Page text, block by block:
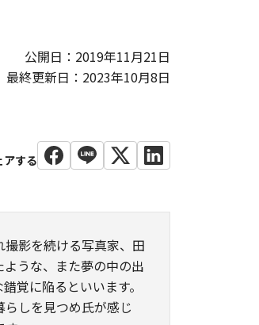
公開日：2019年11月21日
最終更新日：2023年10月8日
影を続ける写真家、田
うな、また夢の中の出
覚に陥るといいます。
しを見つめ氏が感じ